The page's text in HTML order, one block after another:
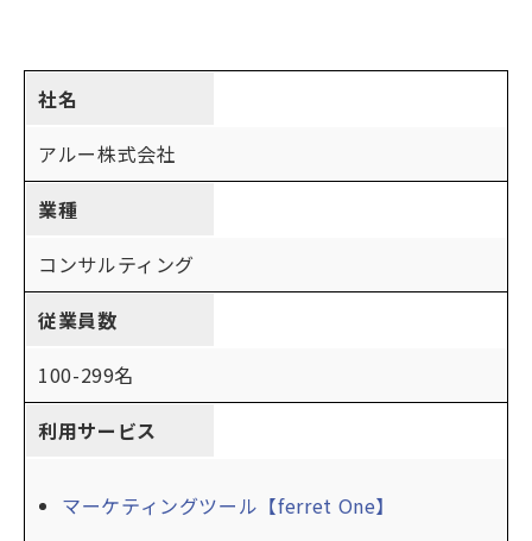
社名
アルー株式会社
業種
コンサルティング
従業員数
100-299名
利用サービス
マーケティングツール【ferret One】